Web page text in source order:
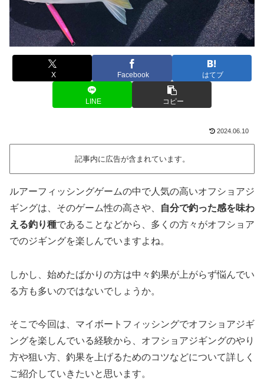
X Facebook はてブ
LINE コピー
2024.06.10
記事内に広告が含まれています。
ルアーフィッシングゲームの中で人気の高いオフショアジ
ギングは、そのゲーム性の高さや、
自分で釣った感を味わ
える釣り種であることなどから、多くの方々がオフショア
でのジギングを楽しんでいますよね。
しかし、始めたばかりの方は中々釣果が上がらず悩んでい
る方も多いのではないでしょうか。
そこで今回は、マイボートフィッシングでオフショアジギ
ングを楽しんでいる経験から、オフショアジギングのやり
方や狙い方、釣果を上げるためのコツなどについて詳しく
ご紹介していきたいと思います。